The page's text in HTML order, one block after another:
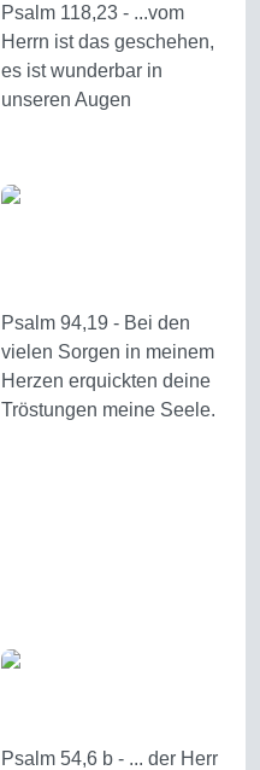
Psalm 118,23 - ...vom
Herrn ist das geschehen,
es ist wunderbar in
unseren Augen
Psalm 94,19 - Bei den
vielen Sorgen in meinem
Herzen erquickten deine
Tröstungen meine Seele.
Psalm 54,6 b - ... der Herr